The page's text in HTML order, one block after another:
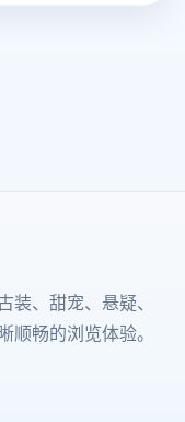
、甜宠、悬疑、
顺畅的浏览体验。